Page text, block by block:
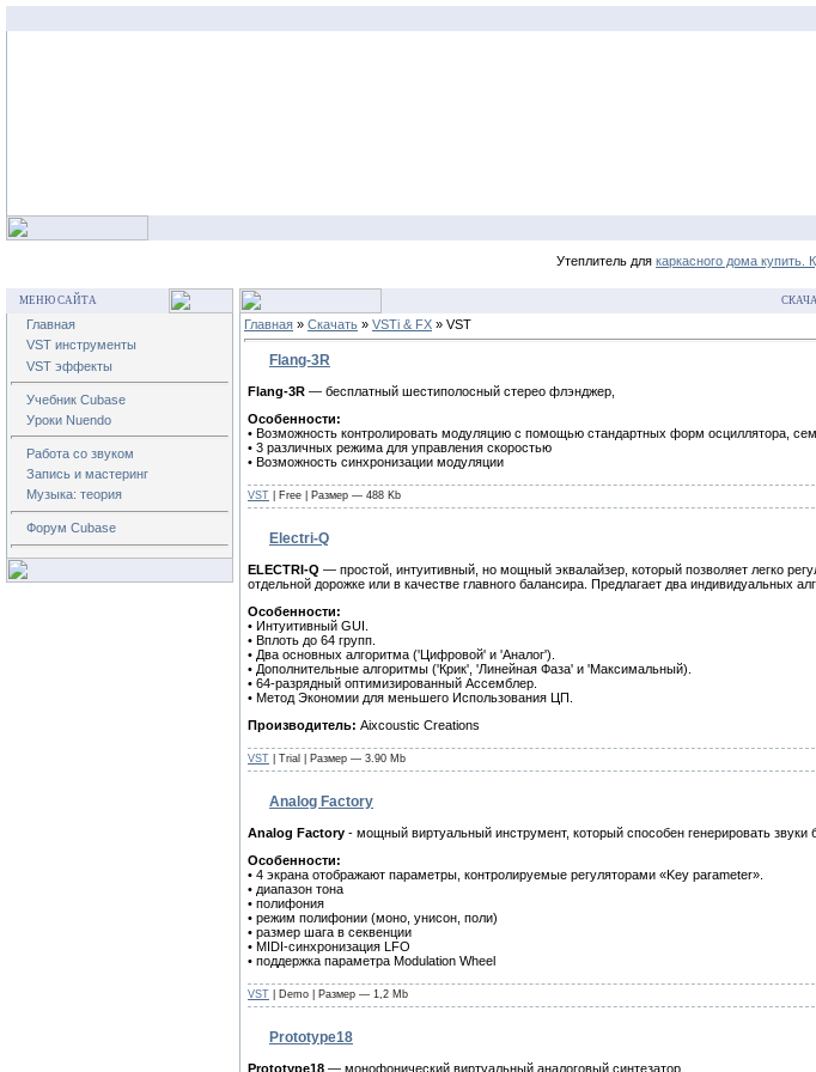
Утеплитель для каркасного дома купить.
МЕНЮ САЙТА
Главная
VST инструменты
VST эффекты
Учебник Cubase
Уроки Nuendo
Работа со звуком
Запись и мастеринг
Музыка: теория
Форум Cubase
Главная » Скачать » VSTi & FX » VST
Flang-3R
Flang-3R — бесплатный шестиполосный стерео флэнджер,
Особенности:
• Возможность контролировать модуляцию с помощью стандартных форм осциллятора,
• 3 различных режима для управления скоростью
• Возможность синхронизации модуляции
VST Free | Размер — 488 Kb
Electri-Q
ELECTRI-Q — простой, интуитивный, но мощный эквалайзер, который позволяет легко
отдельной дорожке или в качестве главного балансира. Предлагает два индивидуальных
Особенности:
• Интуитивный GUI.
• Вплоть до 64 групп.
• Два основных алгоритма ('Цифровой' и 'Аналог').
• Дополнительные алгоритмы ('Крик', 'Линейная Фаза' и 'Максимальный).
• 64-разрядный оптимизированный Ассемблер.
• Метод Экономии для меньшего Использования ЦП.
Производитель: Aixcoustic Creations
VST Trial | Размер — 3.90 Mb
Analog Factory
Analog Factory - мощный виртуальный инструмент, который способен генерировать звуки
Особенности:
• 4 экрана отображают параметры, контролируемые регуляторами «Key parameter».
• диапазон тона
• полифония
• режим полифонии (моно, унисон, поли)
• размер шага в секвенции
• MIDI-синхронизация LFO
• поддержка параметра Modulation Wheel
VST Demo | Размер — 1,2 Mb
Prototype18
Prototype18 — монофонический виртуальный аналоговый синтезатор.